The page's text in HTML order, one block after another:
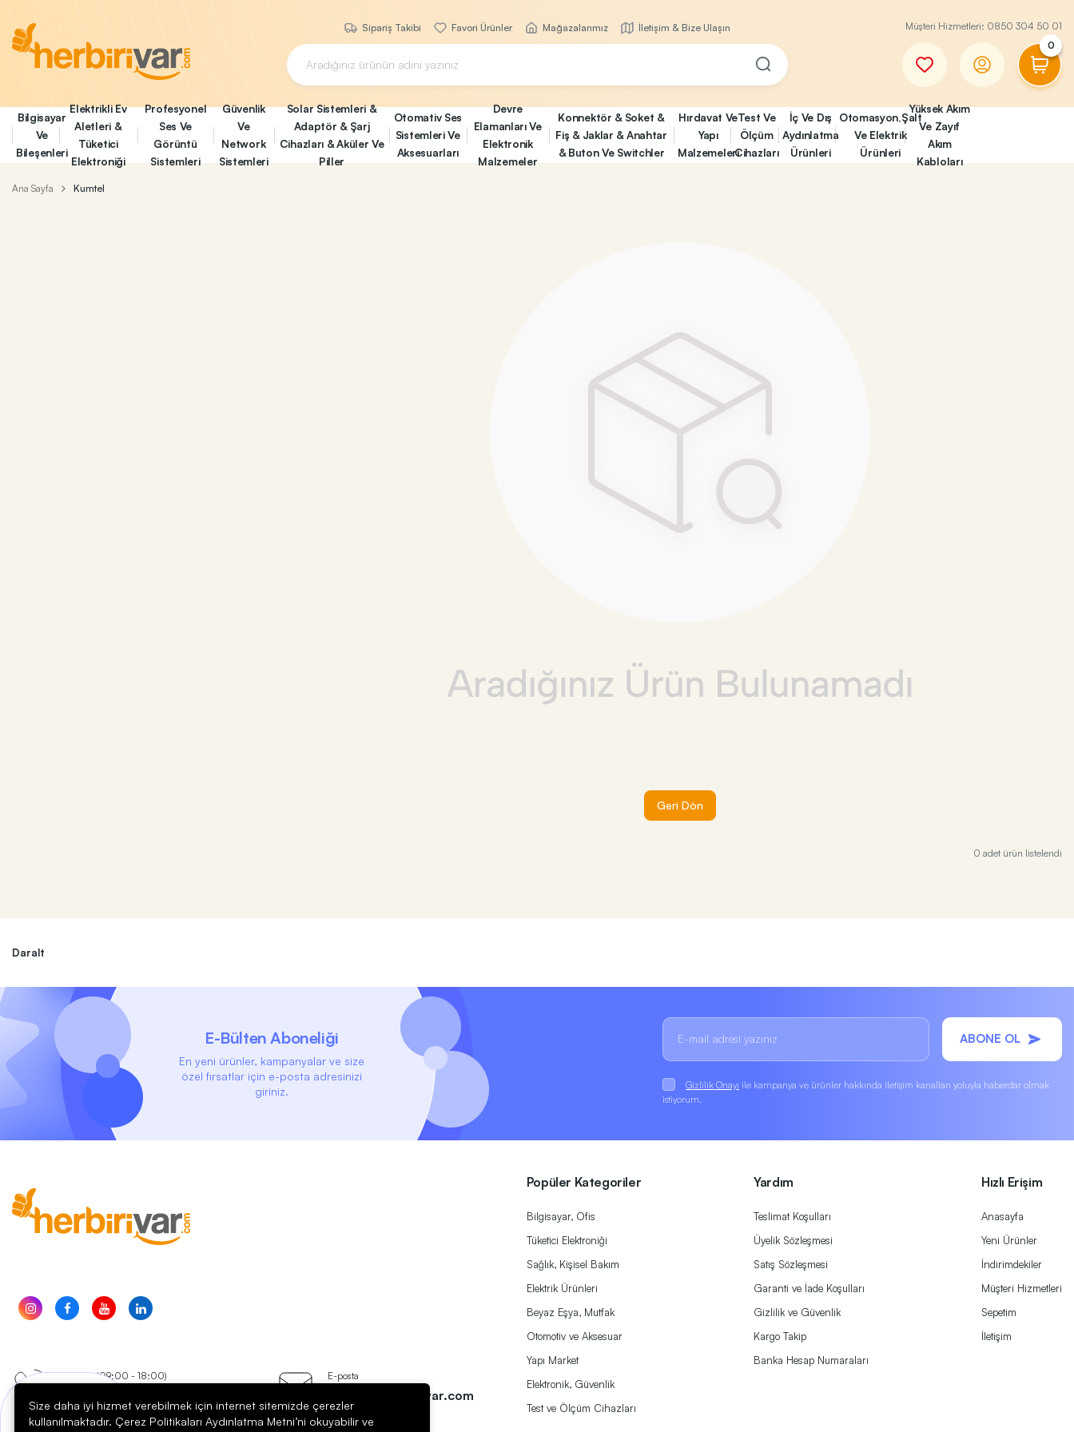
Sipariş Takibi Favori Ürünler Mağazalarımız İletişim & Bize Ulaşın Müşteri Hizmetleri: 0850 304 50 01
0
Bilgisayar
Ve
Bileşenleri
Elektrikli Ev
Aletleri &
Tüketici
Elektroniği
Profesyonel
Ses Ve
Görüntü
Sistemleri
Güvenlik
Ve
Network
Sistemleri
Solar Sistemleri &
Adaptör & Şarj
Cihazları & Aküler Ve
Piller
Otomativ Ses
Sistemleri Ve
Aksesuarları
Devre
Elamanları Ve
Elektronik
Malzemeler
Konnektör & Soket &
Fiş & Jaklar & Anahtar
& Buton Ve Switchler
Hırdavat Ve
Yapı
Malzemeleri
Test Ve
Ölçüm
Cihazları
İç Ve Dış
Aydınlatma
Ürünleri
Otomasyon,Şalt
Ve Elektrik
Ürünleri
Yüksek Akım
Ve Zayıf
Akım
Kabloları
Ana Sayfa Kumtel
Geri Dön
0 adet ürün listelendi
Daralt
E-Bülten Aboneliği
En yeni ürünler, kampanyalar ve size
özel fırsatlar için e-posta adresinizi
giriniz.
ABONE OL
Gizlilik Onayı ile kampanya ve ürünler hakkında iletişim kanalları yoluyla haberdar olmak
istiyorum.
Telefon (09:00 - 18:00) E-posta
destek@herbirivar.com
Popüler Kategoriler
Bilgisayar, Ofis
Tüketici Elektroniği
Sağlık, Kişisel Bakım
Elektrik Ürünleri
Beyaz Eşya, Mutfak
Otomotiv ve Aksesuar
Yapı Market
Elektronik, Güvenlik
Test ve Ölçüm Cihazları
Yardım
Teslimat Koşulları
Üyelik Sözleşmesi
Satış Sözleşmesi
Garanti ve İade Koşulları
Gizlilik ve Güvenlik
Kargo Takip
Banka Hesap Numaraları
Hızlı Erişim
Anasayfa
Yeni Ürünler
İndirimdekiler
Müşteri Hizmetleri
Sepetim
İletişim
Bir sorunuz mu var?
Size daha iyi hizmet verebilmek için internet sitemizde çerezler
kullanılmaktadır. Çerez Politikaları Aydınlatma Metni’ni okuyabilir ve